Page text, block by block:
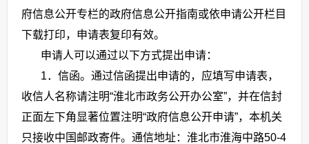
府信息公开专栏的政府信息公开指南或依申请公开栏目
下载打印，申请表复印有效。
申请人可以通过以下方式提出申请：
1．信函。通过信函提出申请的，应填写申请表，
收信人名称请注明“淮北市政务公开办公室”，并在信封
正面左下角显著位置注明“政府信息公开申请”，本机关
只接收中国邮政寄件。通信地址：淮北市淮海中路50-4